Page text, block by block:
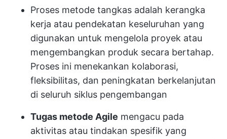
Proses metode tangkas adalah kerangka
kerja atau pendekatan keseluruhan yang
digunakan untuk mengelola proyek atau
mengembangkan produk secara bertahap.
Proses ini menekankan kolaborasi,
fleksibilitas, dan peningkatan berkelanjutan
di seluruh siklus pengembangan
Tugas metode Agile mengacu pada
aktivitas atau tindakan spesifik yang